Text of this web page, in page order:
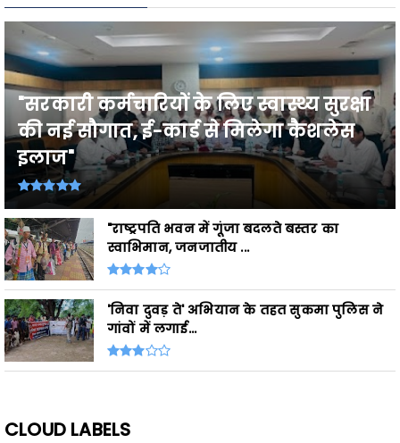
"सरकारी कर्मचारियों के लिए स्वास्थ्य सुरक्षा
की नई सौगात, ई-कार्ड से मिलेगा कैशलेस
इलाज"
"राष्ट्रपति भवन में गूंजा बदलते बस्तर का
स्वाभिमान, जनजातीय ...
'निवा दुवड़ ते' अभियान के तहत सुकमा पुलिस ने
गांवों में लगाई...
CLOUD LABELS